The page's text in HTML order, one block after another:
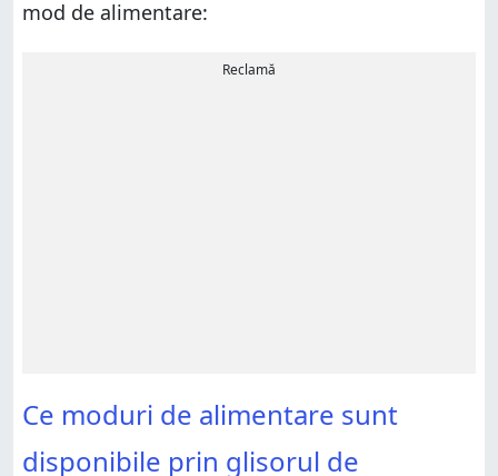
mod de alimentare:
Reclamă
Ce moduri de alimentare sunt
disponibile prin glisorul de